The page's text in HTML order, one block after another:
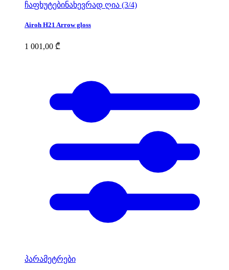
ჩაფხუტებინახევრად ღია (3/4)
Airoh H21 Arrow gloss
1 001,00 ₾
პარამეტრები